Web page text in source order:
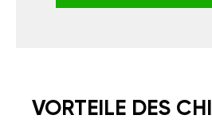
VORTEILE DES